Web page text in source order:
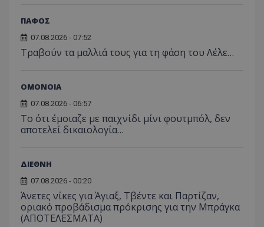
ΠΑΦΟΣ
07.08.2026 - 07:52
Τραβούν τα μαλλιά τους για τη φάση του Λέλε…
ΟΜΟΝΟΙΑ
07.08.2026 - 06:57
Το ότι έμοιαζε με παιχνίδι μίνι φουτμπόλ, δεν
αποτελεί δικαιολογία…
ΔΙΕΘΝΗ
07.08.2026 - 00:20
Άνετες νίκες για Άγιαξ, Τβέντε και Παρτίζαν,
οριακό προβάδισμα πρόκρισης για την Μπράγκα
(ΑΠΟΤΕΛΕΣΜΑΤΑ)